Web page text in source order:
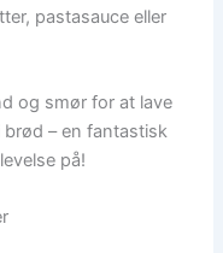
pastasauce eller
og smør for at lave
– en fantastisk
på!